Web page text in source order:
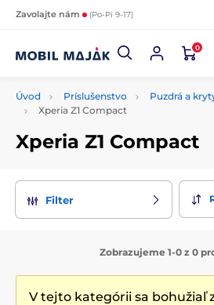
Zavolajte nám (Po-Pi 9-17)
0
Úvod Príslušenstvo Puzdrá a
Xperia Z1 Compact
Xperia Z1 Compact
Filter
Zobrazujeme 1-0 z 0
V tejto kategórii sa bohužiaľ